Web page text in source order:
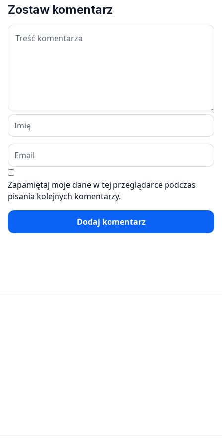
Zostaw komentarz
Zapamiętaj moje dane w tej przeglądarce podczas
pisania kolejnych komentarzy.
Dodaj komentarz